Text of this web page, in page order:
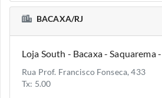
BACAXA/RJ
Loja South - Bacaxa - Saquarema
Rua Prof. Francisco Fonseca, 433
Tx: 5.00